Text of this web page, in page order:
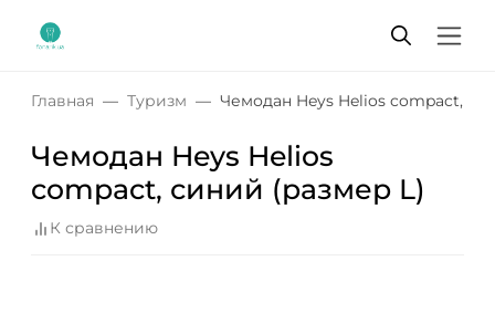
Главная Туризм Чемодан Heys Helios compact,
Чемодан Heys Helios
compact, синий (размер L)
К сравнению